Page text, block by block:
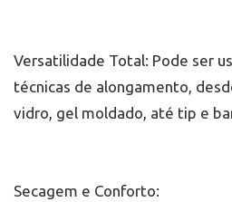
Versatilidade Total: Pode ser
técnicas de alongamento,
vidro, gel moldado, até tip e
Secagem e Conforto: